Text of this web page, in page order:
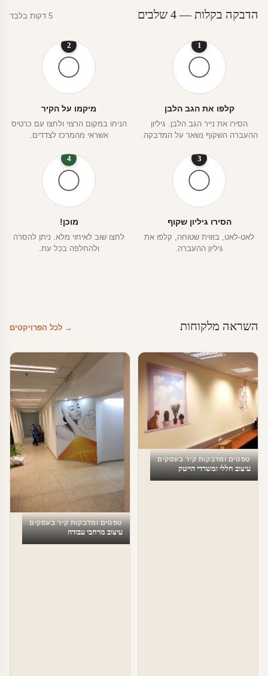
הדבקה בקלות — 4 שלבים 5 דקות בלבד
1
קלפו את הגב הלבן
הסירו את נייר הגב הלבן. גיליון
ההעברה השקוף נשאר על המדבקה.
2
מיקמו על הקיר
הניחו במקום הרצוי ולחצו עם כרטיס
אשראי מהמרכז לצדדים.
3
הסירו גיליון שקוף
לאט-לאט, בזווית שטוחה, קלפו את
גיליון ההעברה.
4
מוכן!
לחצו שוב לאיחוי מלא. ניתן להסרה
ולהחלפה בכל עת.
השראה מלקוחות → לכל הפרויקטים
טפטים ומדבקות קיר בעסקים
עיצוב חללי ומשרדי הייטק
טפטים ומדבקות קיר בעסקים
עיצוב מרחבי עבודה